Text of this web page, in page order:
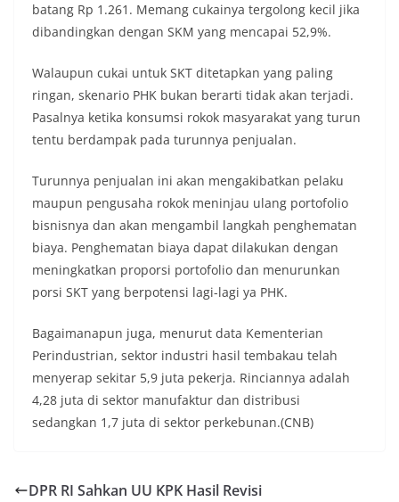
batang Rp 1.261. Memang cukainya tergolong kecil jika
dibandingkan dengan SKM yang mencapai 52,9%.
Walaupun cukai untuk SKT ditetapkan yang paling
ringan, skenario PHK bukan berarti tidak akan terjadi.
Pasalnya ketika konsumsi rokok masyarakat yang turun
tentu berdampak pada turunnya penjualan.
Turunnya penjualan ini akan mengakibatkan pelaku
maupun pengusaha rokok meninjau ulang portofolio
bisnisnya dan akan mengambil langkah penghematan
biaya. Penghematan biaya dapat dilakukan dengan
meningkatkan proporsi portofolio dan menurunkan
porsi SKT yang berpotensi lagi-lagi ya PHK.
Bagaimanapun juga, menurut data Kementerian
Perindustrian, sektor industri hasil tembakau telah
menyerap sekitar 5,9 juta pekerja. Rinciannya adalah
4,28 juta di sektor manufaktur dan distribusi
sedangkan 1,7 juta di sektor perkebunan.(CNB)
DPR RI Sahkan UU KPK Hasil Revisi